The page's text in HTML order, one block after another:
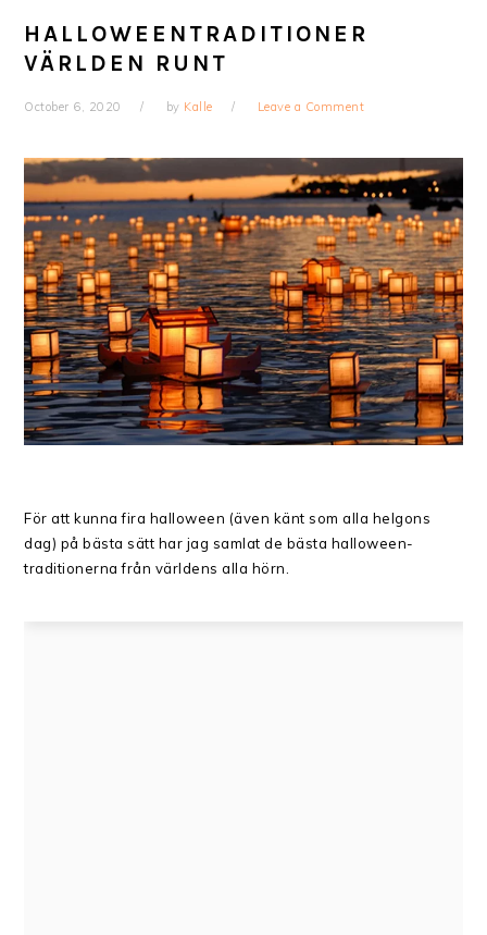
HALLOWEENTRADITIONER
VÄRLDEN RUNT
October 6, 2020 by Kalle Leave a Comment
För att kunna fira halloween (även känt som alla helgons
dag) på bästa sätt har jag samlat de bästa halloween-
traditionerna från världens alla hörn.